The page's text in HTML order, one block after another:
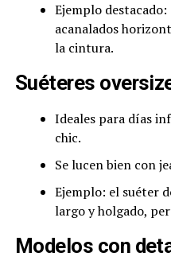
Ejemplo
acanalados
la cintura.
Suéteres
Ideales para días
chic.
Se lucen bien con
Ejemplo: el suéter
largo y holgado,
Modelos con